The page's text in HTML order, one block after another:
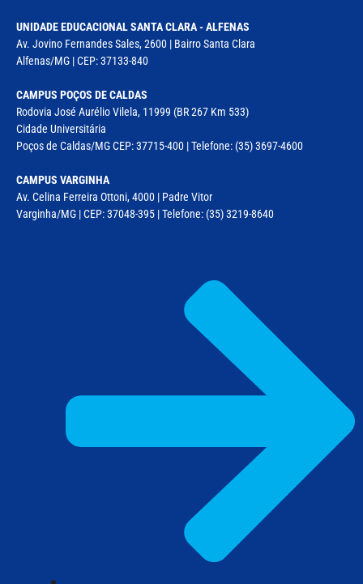
UNIDADE EDUCACIONAL SANTA CLARA - ALFENAS
Av. Jovino Fernandes Sales, 2600 | Bairro Santa Clara
Alfenas/MG | CEP: 37133-840
CAMPUS POÇOS DE CALDAS
Rodovia José Aurélio Vilela, 11999 (BR 267 Km 533)
Cidade Universitária
Poços de Caldas/MG CEP: 37715-400 | Telefone: (35) 3697-4600
CAMPUS VARGINHA
Av. Celina Ferreira Ottoni, 4000 | Padre Vitor
Varginha/MG | CEP: 37048-395 | Telefone: (35) 3219-8640